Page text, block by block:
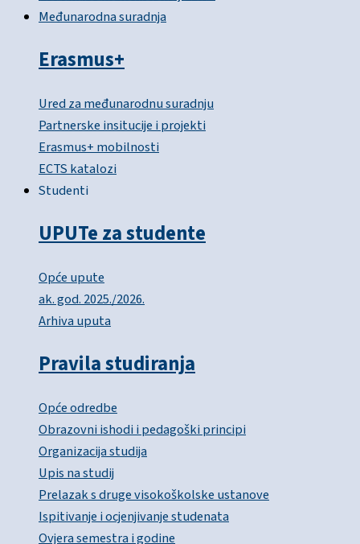
Međunarodna suradnja
Erasmus+
Ured za međunarodnu suradnju
Partnerske insitucije i projekti
Erasmus+ mobilnosti
ECTS katalozi
Studenti
UPUTe za studente
Opće upute
ak. god. 2025./2026.
Arhiva uputa
Pravila studiranja
Opće odredbe
Obrazovni ishodi i pedagoški principi
Organizacija studija
Upis na studij
Prelazak s druge visokoškolske ustanove
Ispitivanje i ocjenjivanje studenata
Ovjera semestra i godine